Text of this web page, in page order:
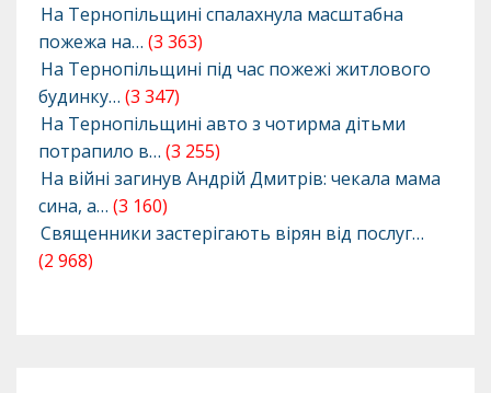
На Тернопільщині спалахнула масштабна
пожежа на… (3 363)
На Тернопільщині під час пожежі житлового
будинку… (3 347)
На Тернопільщині авто з чотирма дітьми
потрапило в… (3 255)
На війні загинув Андрій Дмитрів: чекала мама
сина, а… (3 160)
Священники застерігають вірян від послуг…
(2 968)